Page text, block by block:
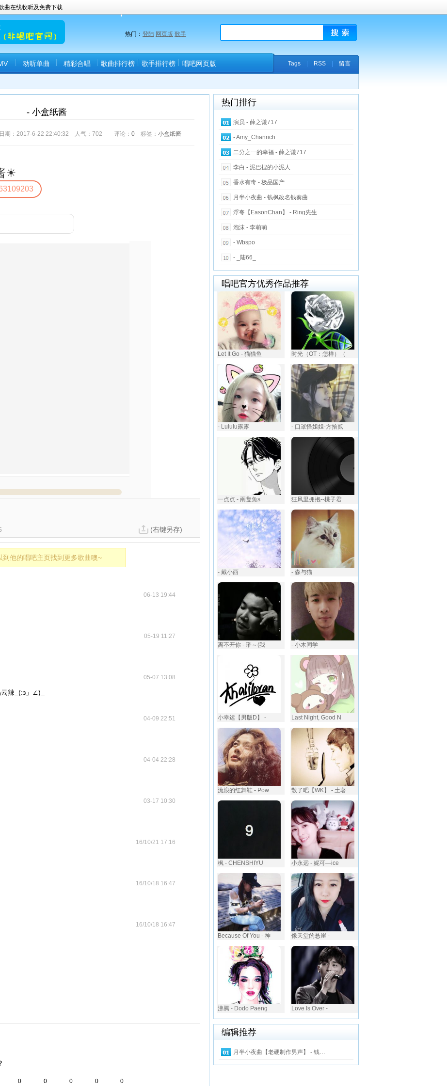
曲在线收听及免费下载
热门： 登陆 网页版 歌手
动听单曲 精彩合唱 歌曲排行榜 歌手排行榜 唱吧网页版 Tags| RSS| 留言
- 小盒纸酱
：2017-6-22 22:40:32 人气： 702 评论： 0标签： 小盒纸酱
☀
(右键另存)
到他的唱吧主页找到更多歌曲噢~
06-13 19:44
05-19 11:27
05-07 13:08
辣_(:з」∠)_
04-09 22:51
04-04 22:28
03-17 10:30
16/10/21 17:16
16/10/18 16:47
16/10/18 16:47
0 0 0 0 0
热门排行
演员 - 薛之谦717
- Amy_Chanrich
二分之一的幸福 - 薛之谦717
李白 - 泥巴捏的小泥人
香水有毒 - 极品国产
月半小夜曲 - 钱枫改名钱奏曲
浮夸【EasonChan】 - Ring先生
泡沫 - 李萌萌
- Wbspo
- _陆66_
唱吧官方优秀作品推荐
Let It Go - 猫猫鱼 时光（OT：怎样）（
- Lululu露露 - 口罩怪姐姐-方拾贰
一点点 - 兩隻魚s 狂风里拥抱--桃子君
- 戴小西️ - 森与猫
离不开你 - 璀～(我 - 小木同学
小幸运【男版D】 - Last Night, Good N
流浪的红舞鞋 - Pow 散了吧【WK】 - 土著
枫 - CHENSHIYU 小永远 - 妮可—ice
Because Of You - 神 像天堂的悬崖 -
沸腾 - Dodo Paeng Love Is Over -
编辑推荐
月半小夜曲【老硬制作男声】 - 钱…